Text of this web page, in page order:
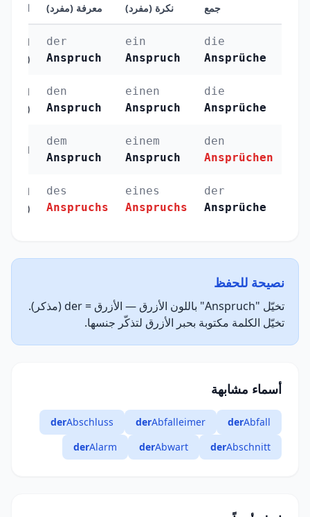
الحالة معرفة (مفرد) نكرة (مفرد) جمع
الرفع
(Nominativ)
der
Anspruch
ein
Anspruch
die
Ansprüche
النصب
(Akkusativ)
den
Anspruch
einen
Anspruch
die
Ansprüche
الجر (Dativ)
dem
Anspruch
einem
Anspruch
den
Ansprüchen
الإضافة
(Genitiv)
des
Anspruchs
eines
Anspruchs
der
Ansprüche
نصيحة للحفظ
تخيّل "Anspruch" باللون الأزرق — الأزرق = der (مذكر).
تخيّل الكلمة مكتوبة بحبر الأزرق لتذكّر جنسها.
أسماء مشابهة
derAbfall
derAbfalleimer
derAbschluss
derAbschnitt
derAbwart
derAlarm